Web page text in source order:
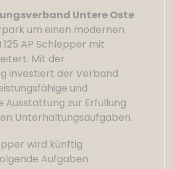
Untere Oste
um einen modernen
AP Schlepper mit
Mit der
investiert der Verband
und
Ausstattung zur Erfüllung
Unterhaltungsaufgaben.
wird künftig
Aufgaben